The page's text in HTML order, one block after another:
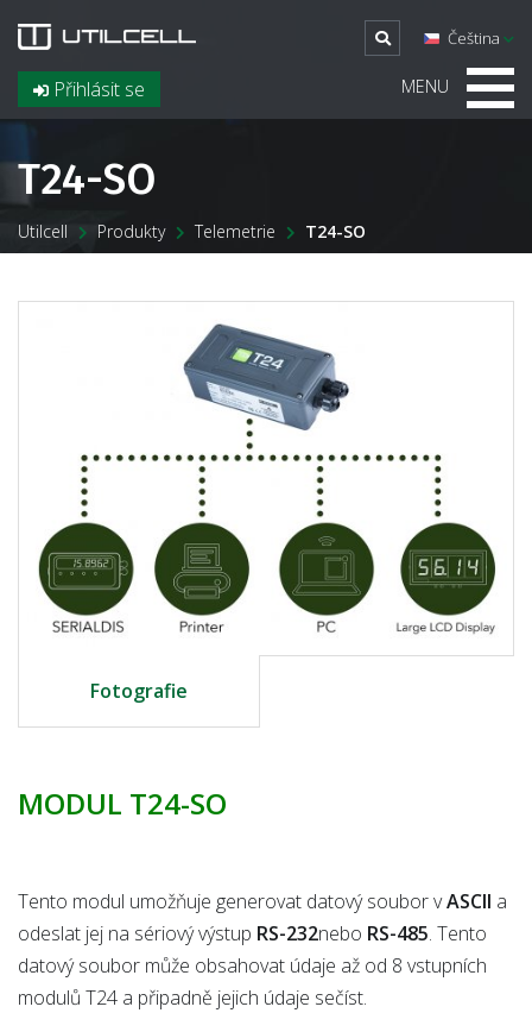
Přihlásit se
Čeština
MENU
T24-SO
Utilcell Produkty Telemetrie T24-SO
Fotografie
MODUL T24-SO
Tento modul umožňuje generovat datový soubor vASCII a
odeslat jej na sériový výstup RS-232nebo RS-485. Tento
datový soubor může obsahovat údaje až od 8 vstupních
modulů T24 a připadně jejich údaje sečíst.